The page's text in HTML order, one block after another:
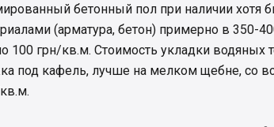
бетонный пол при наличии хотя
(арматура, бетон) примерно в 350-
100 грн/кв.м. Стоимость укладки водяных
под кафель, лучше на мелком щебне, со